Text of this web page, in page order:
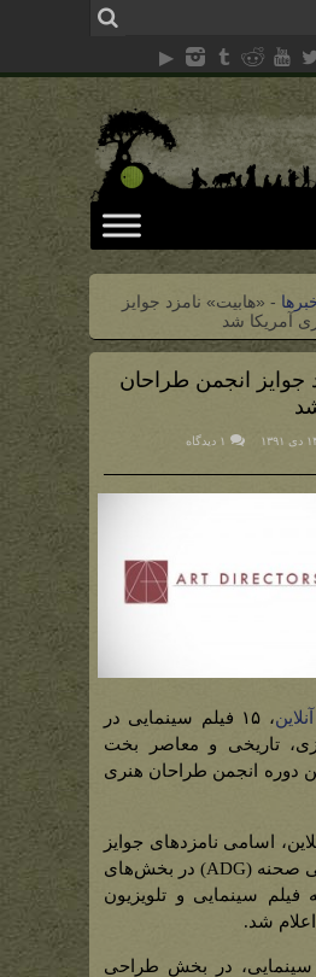
- «هابیت» نامزد جوایز
آمریکا شد
جوایز انجمن طراحان
۱۳۹۱
۱ دیدگاه
، ۱۵ فیلم سینمایی در
تاریخی و معاصر بخت
دوره انجمن طراحان هنری
اسامی نامزدهای جوایز
برتری در طراحی صحنه (‌ADG) در بخش‌های
فیلم سینمایی و تلویزیون
شد.
در بخش طراحی